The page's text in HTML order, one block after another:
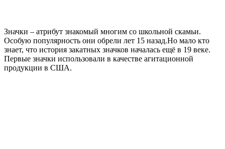
Значки – атрибут знакомый многим со школьной скамьи.
Особую популярность они обрели лет 15 назад.Но мало кто
знает, что история закатных значков началась ещё в 19 веке.
Первые значки использовали в качестве агитационной
продукции в США.